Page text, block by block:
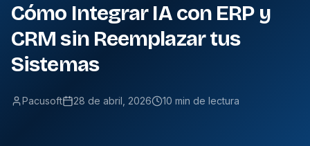
Cómo Integrar IA con ERP y
CRM sin Reemplazar tus
Sistemas
Pacusoft 28 de abril, 2026 10 min de lectura